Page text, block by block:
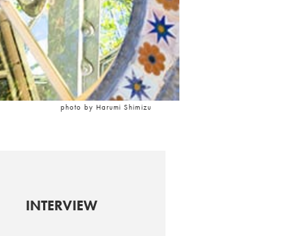
photo by Harumi Shimizu
INTERVIEW